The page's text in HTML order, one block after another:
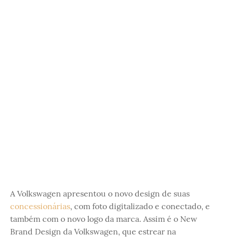
A Volkswagen apresentou o novo design de suas
concessionárias, com foto digitalizado e conectado, e
também com o novo logo da marca. Assim é o New
Brand Design da Volkswagen, que estrear na